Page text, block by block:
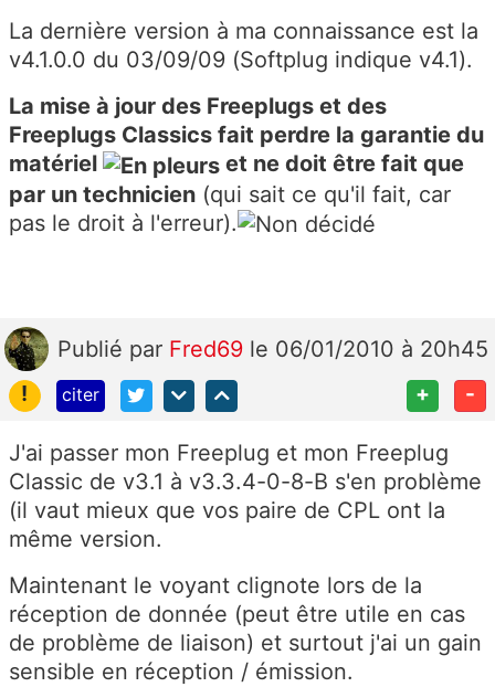
La dernière version à ma connaissance est la
v4.1.0.0 du 03/09/09 (Softplug indique v4.1).
La mise à jour des Freeplugs et des
Freeplugs Classics fait perdre la garantie du
matériel
et ne doit être fait que
par un technicien (qui sait ce qu'il fait, car
pas le droit à l'erreur).
Publié par Fred69 le 06/01/2010 à 20h45
!
citer + -
J'ai passer mon Freeplug et mon Freeplug
Classic de v3.1 à v3.3.4-0-8-B s'en problème
(il vaut mieux que vos paire de CPL ont la
même version.
Maintenant le voyant clignote lors de la
réception de donnée (peut être utile en cas
de problème de liaison) et surtout j'ai un gain
sensible en réception / émission.